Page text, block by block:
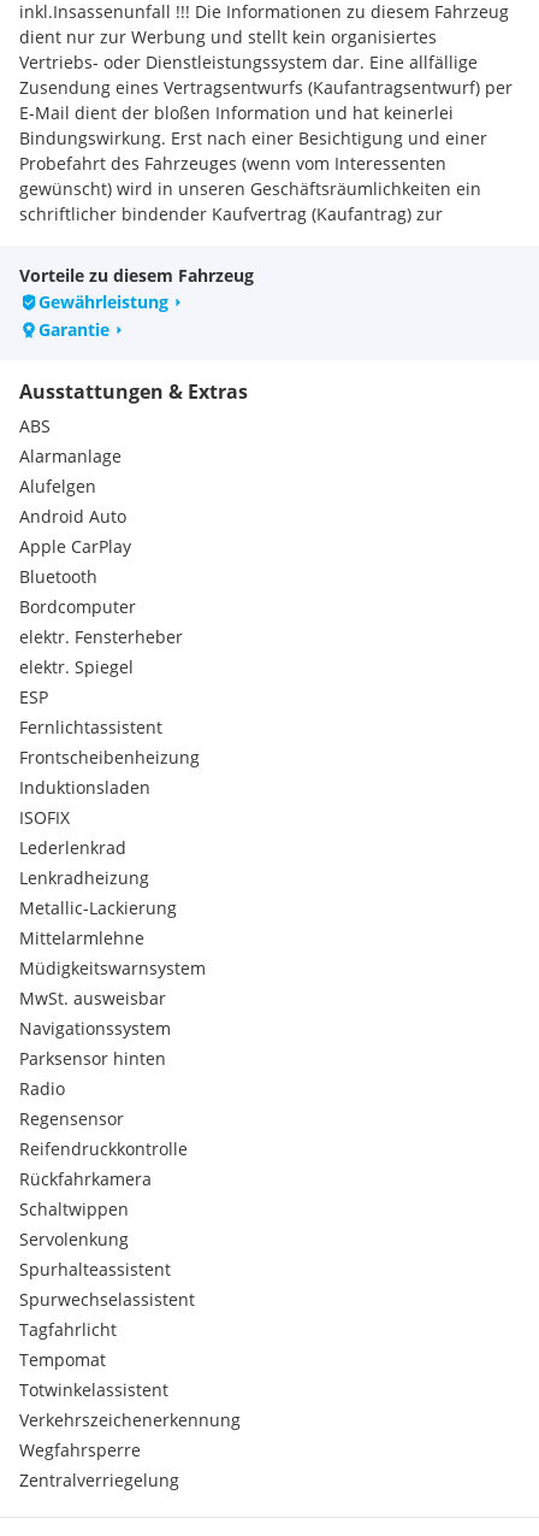
inkl.Insassenunfall !!! Die Informationen zu diesem Fahrzeug
dient nur zur Werbung und stellt kein organisiertes
Vertriebs- oder Dienstleistungssystem dar. Eine allfällige
Zusendung eines Vertragsentwurfs (Kaufantragsentwurf) per
E-Mail dient der bloßen Information und hat keinerlei
Bindungswirkung. Erst nach einer Besichtigung und einer
Probefahrt des Fahrzeuges (wenn vom Interessenten
gewünscht) wird in unseren Geschäftsräumlichkeiten ein
schriftlicher bindender Kaufvertrag (Kaufantrag) zur
Vorteile zu diesem Fahrzeug
Gewährleistung
Garantie
Ausstattungen & Extras
ABS
Alarmanlage
Alufelgen
Android Auto
Apple CarPlay
Bluetooth
Bordcomputer
elektr. Fensterheber
elektr. Spiegel
ESP
Fernlichtassistent
Frontscheibenheizung
Induktionsladen
ISOFIX
Lederlenkrad
Lenkradheizung
Metallic-Lackierung
Mittelarmlehne
Müdigkeitswarnsystem
MwSt. ausweisbar
Navigationssystem
Parksensor hinten
Radio
Regensensor
Reifendruckkontrolle
Rückfahrkamera
Schaltwippen
Servolenkung
Spurhalteassistent
Spurwechselassistent
Tagfahrlicht
Tempomat
Totwinkelassistent
Verkehrszeichenerkennung
Wegfahrsperre
Zentralverriegelung